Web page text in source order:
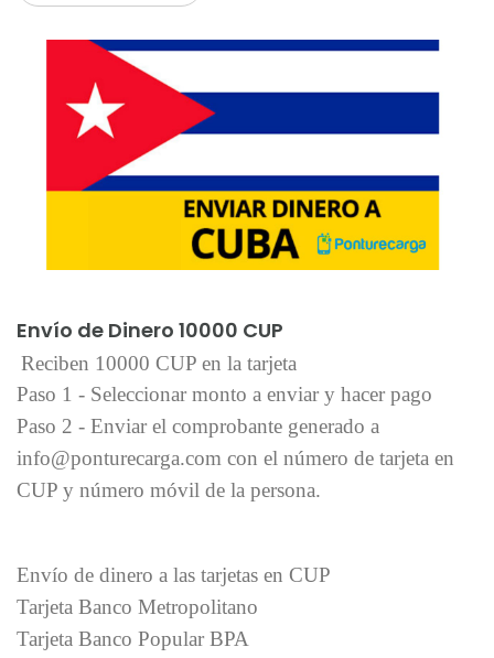
Envío de Dinero 10000 CUP
Reciben 10000 CUP en la tarjeta
Paso 1 - Seleccionar monto a enviar y hacer pago
Paso 2 - Enviar el comprobante generado a
info@ponturecarga.com con el número de tarjeta en
CUP y número móvil de la persona.
Envío de dinero a las tarjetas en CUP
Tarjeta Banco Metropolitano
Tarjeta Banco Popular BPA